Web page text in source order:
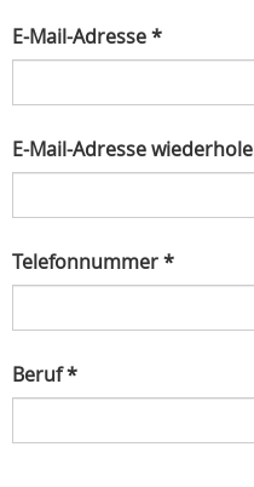
E-Mail-Adresse *
E-Mail-Adresse
Telefonnummer *
Beruf *